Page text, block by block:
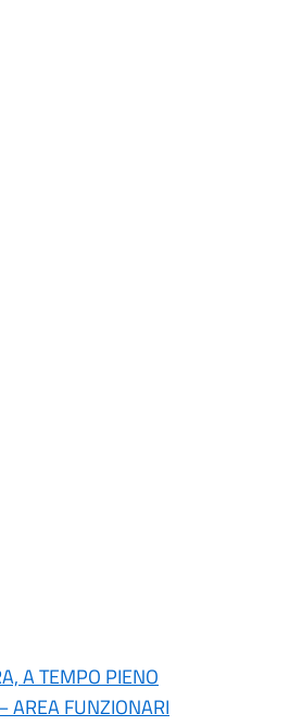
A TEMPO PIENO
AREA FUNZIONARI